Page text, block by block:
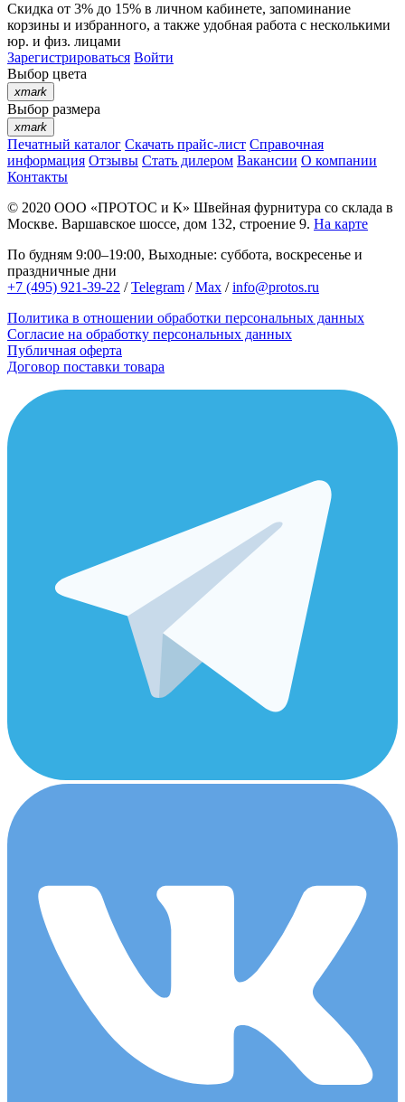
Скидка от 3% до 15% в личном кабинете, запоминание
корзины и избранного, а также удобная работа с несколькими
юр. и физ. лицами
Зарегистрироваться Войти
Выбор цвета
xmark
Выбор размера
xmark
Печатный каталог Скачать прайс-лист Справочная
информация Отзывы Стать дилером Вакансии О компании
Контакты
© 2020 ООО «ПРОТОС и К» Швейная фурнитура со склада в
Москве. Варшавское шоссе, дом 132, строение 9. На карте
По будням 9:00–19:00, Выходные: суббота, воскресенье и
праздничные дни
+7 (495) 921-39-22 /Telegram /Max /info@protos.ru
Политика в отношении обработки персональных данных
Согласие на обработку персональных данных
Публичная оферта
Договор поставки товара